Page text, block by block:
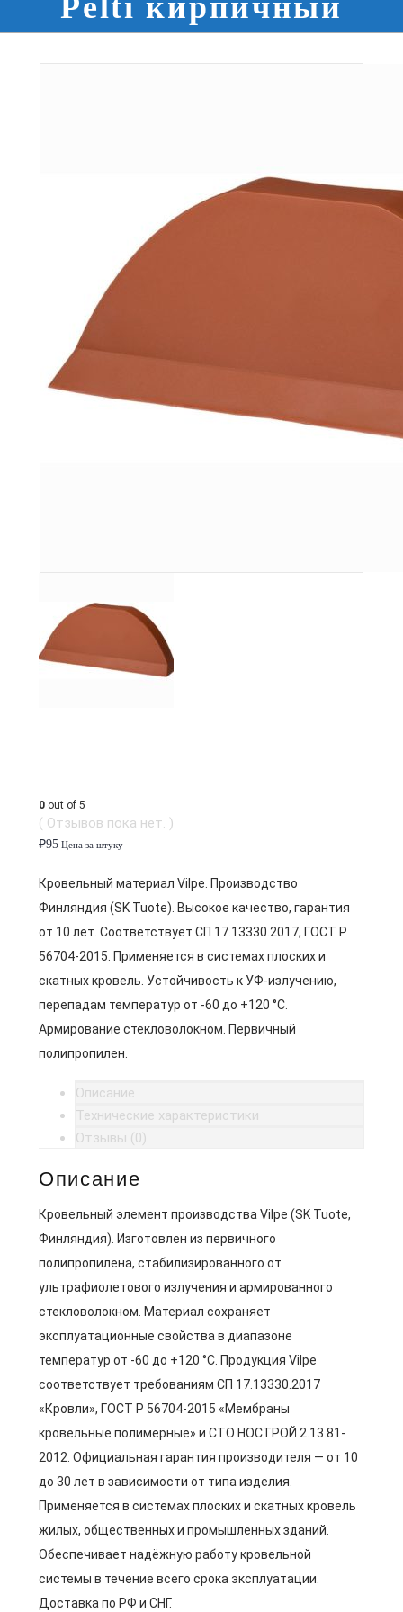
Pelti кирпичный
0 out of 5
( Отзывов пока нет. )
₽95 Цена за штуку
Кровельный материал Vilpe. Производство
Финляндия (SK Tuote). Высокое качество, гарантия
от 10 лет. Соответствует СП 17.13330.2017, ГОСТ Р
56704-2015. Применяется в системах плоских и
скатных кровель. Устойчивость к УФ-излучению,
перепадам температур от -60 до +120 °C.
Армирование стекловолокном. Первичный
полипропилен.
Описание
Технические характеристики
Отзывы (0)
Описание
Кровельный элемент производства Vilpe (SK Tuote,
Финляндия). Изготовлен из первичного
полипропилена, стабилизированного от
ультрафиолетового излучения и армированного
стекловолокном. Материал сохраняет
эксплуатационные свойства в диапазоне
температур от -60 до +120 °C. Продукция Vilpe
соответствует требованиям СП 17.13330.2017
«Кровли», ГОСТ Р 56704-2015 «Мембраны
кровельные полимерные» и СТО НОСТРОЙ 2.13.81-
2012. Официальная гарантия производителя — от 10
до 30 лет в зависимости от типа изделия.
Применяется в системах плоских и скатных кровель
жилых, общественных и промышленных зданий.
Обеспечивает надёжную работу кровельной
системы в течение всего срока эксплуатации.
Доставка по РФ и СНГ.